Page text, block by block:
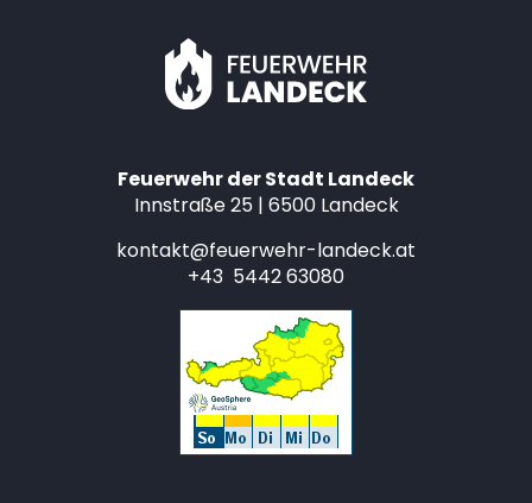
Feuerwehr der Stadt Landeck
Innstraße 25 | 6500 Landeck
kontakt@feuerwehr-landeck.at
+43 5442 63080